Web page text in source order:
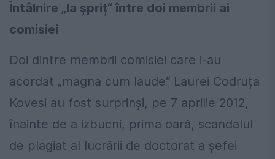
Întâlnire „la șpriț“ între doi membrii ai
comisiei
Doi dintre membrii comisiei care i-au
acordat „magna cum laude“ Laurei Codruța
Kovesi au fost surprinși, pe 7 aprilie 2012,
înainte de a izbucni, prima oară, scandalul
de plagiat al lucrării de doctorat a șefei